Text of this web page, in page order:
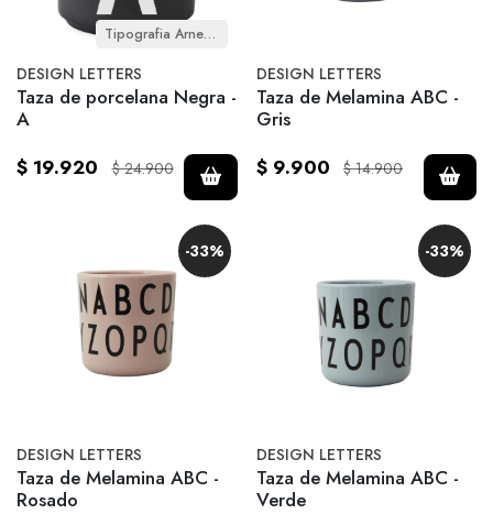
Tipografia Arne Jacobsen
DESIGN LETTERS
Taza de porcelana Negra -
A
$ 19.920
$ 24.900
DESIGN LETTERS
Taza de Melamina ABC -
Gris
$ 9.900
$ 14.900
-33%
DESIGN LETTERS
Taza de Melamina ABC -
Rosado
-33%
DESIGN LETTERS
Taza de Melamina ABC -
Verde